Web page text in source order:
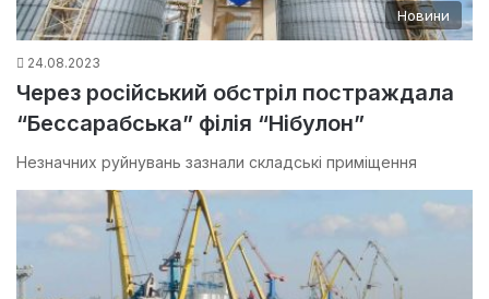
Новини
24.08.2023
Через російський обстріл постраждала
“Бессарабська” філія “Нібулон”
Незначних руйнувань зазнали складські приміщення